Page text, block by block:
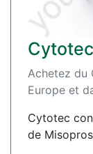
Cytotec
Achetez du
Europe et
Cytotec
de